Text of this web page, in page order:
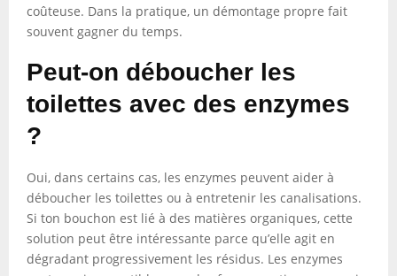
coûteuse. Dans la pratique, un démontage propre fait
souvent gagner du temps.
Peut-on déboucher les
toilettes avec des enzymes
?
Oui, dans certains cas, les enzymes peuvent aider à
déboucher les toilettes ou à entretenir les canalisations.
Si ton bouchon est lié à des matières organiques, cette
solution peut être intéressante parce qu’elle agit en
dégradant progressivement les résidus. Les enzymes